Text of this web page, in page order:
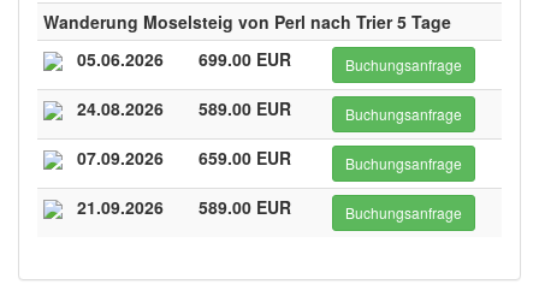
Wanderung Moselsteig von Perl nach Trier 5 Tage
05.06.2026
699.00 EUR Buchungsanfrage
24.08.2026 589.00 EUR Buchungsanfrage
07.09.2026 659.00 EUR Buchungsanfrage
21.09.2026 589.00 EUR Buchungsanfrage